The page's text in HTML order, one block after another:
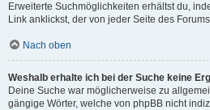
Erweiterte Suchmöglichkeiten erhältst du,
Link anklickst, der von jeder Seite des
Nach oben
Weshalb erhalte ich bei der Suche keine
Deine Suche war möglicherweise zu
gängige Wörter, welche von phpBB nicht